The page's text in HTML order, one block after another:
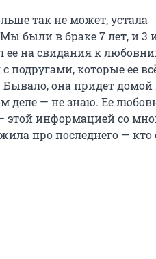
так не может, устала
были в браке 7 лет, и 3
ее на свидания к
подругами, которые ее
она придет домой
деле — не знаю. Ее
этой информацией со
про последнего — кто